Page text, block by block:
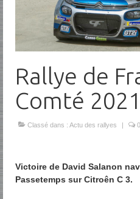
Rallye de
Comté 2021
Classé dans : Actu des rallyes | 0
Victoire de David Salanon
Passetemps sur Citroên C 3.